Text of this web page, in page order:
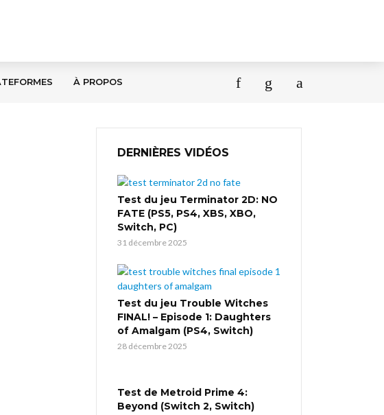
À PROPOS
DERNIÈRES VIDÉOS
Test du jeu Terminator 2D: NO
FATE (PS5, PS4, XBS, XBO,
Switch, PC)
31 décembre 2025
Test du jeu Trouble Witches
FINAL! – Episode 1: Daughters
of Amalgam (PS4, Switch)
28 décembre 2025
Test de Metroid Prime 4:
Beyond (Switch 2, Switch)